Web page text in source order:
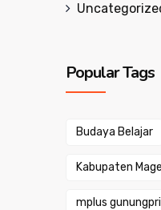
Popular Tags
Budaya Belajar
Kabupaten
mplus